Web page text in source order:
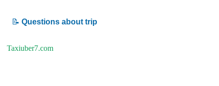
📝 Questions about trip
Taxiuber7.com